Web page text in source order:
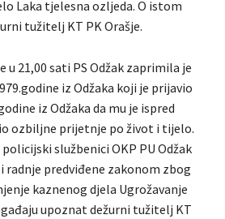
Laka tjelesna ozljeda. O istom
tužitelj KT PK Orašje.
u 21,00 sati PS Odžak zaprimila je
iz Odžaka koji je prijavio
iz Odžaka da mu je ispred
ozbiljne prijetnje po život i tijelo.
službenici OKP PU Odžak
radnje predviđene zakonom zbog
kaznenog djela Ugrožavanje
upoznat dežurni tužitelj KT